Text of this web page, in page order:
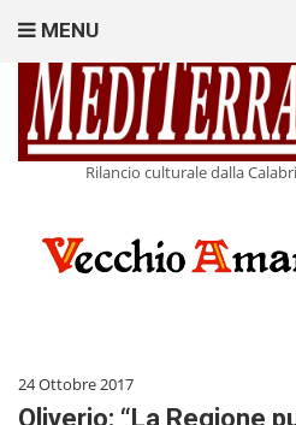
Rilancio culturale dalla
MENU
24 Ottobre 2017
Oliverio: “La Regione